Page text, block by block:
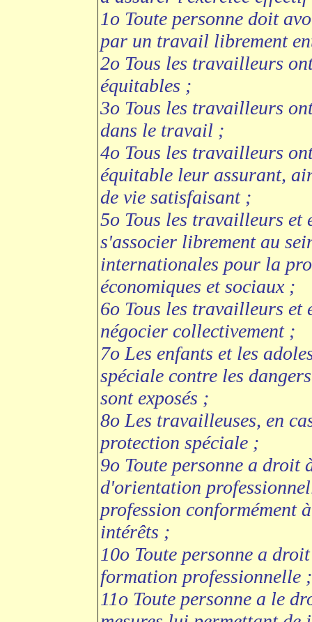
1o Toute personne doit
par un travail librement
2o Tous les travailleurs
équitables ;
3o Tous les travailleurs
dans le travail ;
4o Tous les travailleurs
équitable leur assurant,
de vie satisfaisant ;
5o Tous les travailleurs et
s'associer librement au
internationales pour la
économiques et sociaux ;
6o Tous les travailleurs et
négocier collectivement ;
7o Les enfants et les
spéciale contre les
sont exposés ;
8o Les travailleuses, en
protection spéciale ;
9o Toute personne a droit
d'orientation
profession conformément
intérêts ;
10o Toute personne a
formation professionnelle ;
11o Toute personne a le